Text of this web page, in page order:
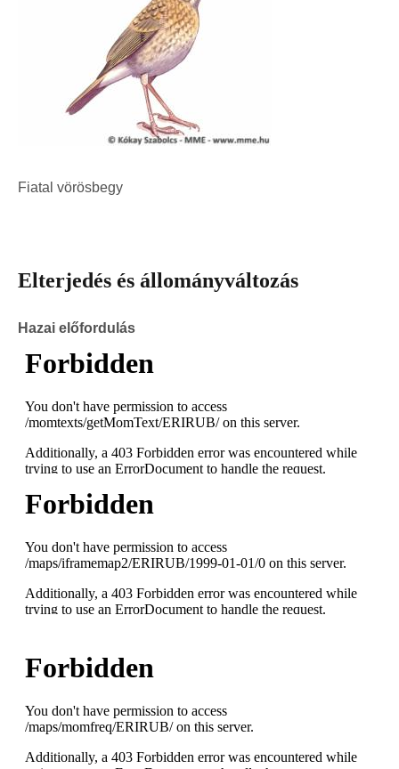
Fiatal vörösbegy
Elterjedés és állományváltozás
Hazai előfordulás